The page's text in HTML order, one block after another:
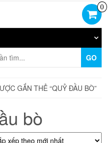
0
GO
GẮN THẺ “QUỶ ĐẦU BÒ”
bò